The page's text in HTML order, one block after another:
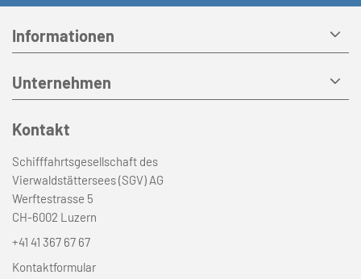
Informationen
Unternehmen
Kontakt
Schifffahrtsgesellschaft des
Vierwaldstättersees (SGV) AG
Werftestrasse 5
CH-6002 Luzern
+41 41 367 67 67
Kontaktformular